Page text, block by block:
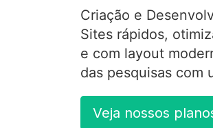
Criação e
Sites rápidos,
e com layout
das pesquisas com
Veja nossos